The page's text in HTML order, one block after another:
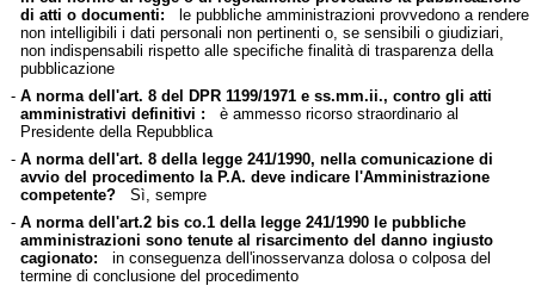
di atti o documenti: le pubbliche amministrazioni provvedono a rendere
non intelligibili i dati personali non pertinenti o, se sensibili o giudiziari,
non indispensabili rispetto alle specifiche finalità di trasparenza della
pubblicazione
- A norma dell'art. 8 del DPR 1199/1971 e ss.mm.ii., contro gli atti
amministrativi definitivi : è ammesso ricorso straordinario al
Presidente della Repubblica
- A norma dell'art. 8 della legge 241/1990, nella comunicazione di
avvio del procedimento la P.A. deve indicare l'Amministrazione
competente?Sì, sempre
- A norma dell'art.2 bis co.1 della legge 241/1990 le pubbliche
amministrazioni sono tenute al risarcimento del danno ingiusto
cagionato: in conseguenza dell'inosservanza dolosa o colposa del
termine di conclusione del procedimento